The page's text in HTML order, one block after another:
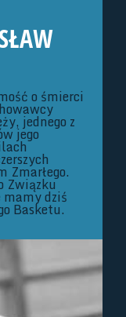
o śmierci
jednego z
jego
Zmarłego.
Związku
dziś
Basketu.